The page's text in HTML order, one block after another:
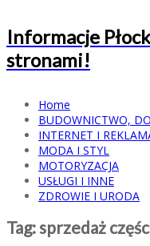
Informacje
stronami!
Home
BUDOWNICTWO,
INTERNET I
MODA I STYL
MOTORYZACJA
USŁUGI I INNE
ZDROWIE I URODA
Tag: sprzedaż